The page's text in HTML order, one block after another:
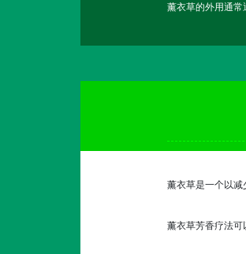
薰衣草的外用通常
薰衣草是一个以减
薰衣草芳香疗法可